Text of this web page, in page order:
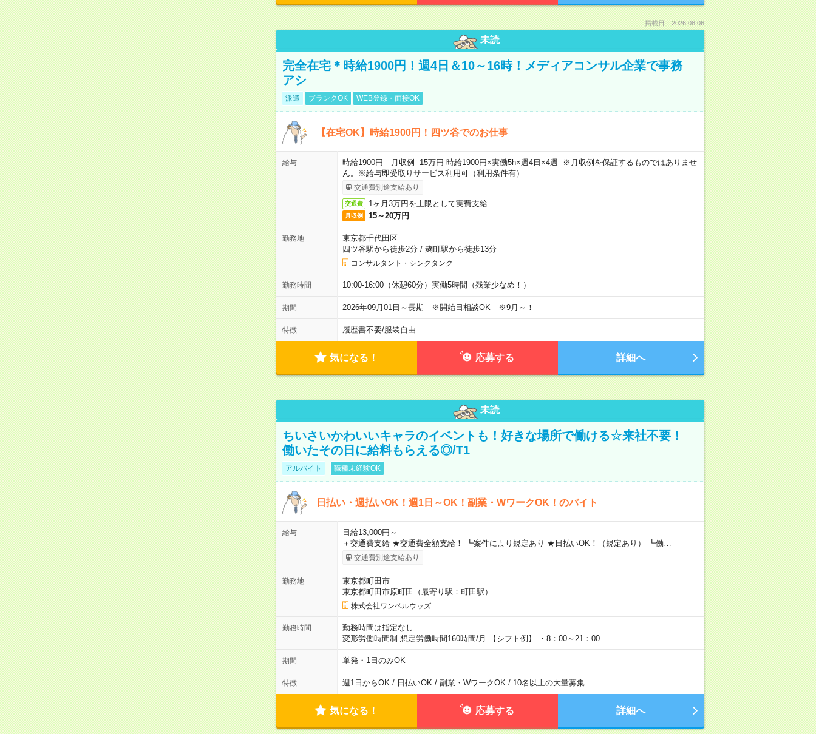
掲載日：2026.08.06
未読
完全在宅＊時給1900円！週4日＆10～16時！メディアコンサル企業で事務
アシ
派遣 ブランクOK WEB登録・面接OK
【在宅OK】時給1900円！四ツ谷でのお仕事
給与
時給1900円 月収例 15万円 時給1900円×実働5h×週4日×4週 ※月収例を保証するものではありませ
ん。※給与即受取りサービス利用可（利用条件有）
交通費別途支給あり
交通費 1ヶ月3万円を上限として実費支給
月収例 15～20万円
勤務地
東京都千代田区
四ツ谷駅から徒歩2分/ 麹町駅から徒歩13分
コンサルタント・シンクタンク
勤務時間 10:00-16:00（休憩60分）実働5時間（残業少なめ！）
期間 2026年09月01日～長期 ※開始日相談OK ※9月～！
特徴 履歴書不要/服装自由
気になる！ 応募する 詳細へ
未読
ちいさいかわいいキャラのイベントも！好きな場所で働ける☆来社不要！
働いたその日に給料もらえる◎/T1
アルバイト 職種未経験OK
日払い・週払いOK！週1日～OK！副業・WワークOK！のバイト
給与
日給13,000円～
＋交通費支給 ★交通費全額支給！ ┗案件により規定あり ★日払いOK！（規定あり） ┗働…
交通費別途支給あり
勤務地
東京都町田市
東京都町田市原町田（最寄り駅：町田駅）
株式会社ワンベルウッズ
勤務時間
勤務時間は指定なし
変形労働時間制 想定労働時間160時間/月 【シフト例】 ・8：00～21：00
期間 単発・1日のみOK
特徴 週1日からOK / 日払いOK / 副業・WワークOK / 10名以上の大量募集
気になる！ 応募する 詳細へ